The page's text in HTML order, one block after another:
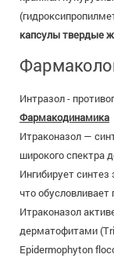
капсулы твердые
Интразол -
Фармакодинамика
Итраконазол —
широкого спектра
Ингибирует
что
Итраконазол
дерматофитами
Epidermophyton